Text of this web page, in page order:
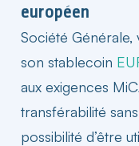
européen
Société Générale,
son stablecoin
aux exigences
transférabilité
possibilité d’être